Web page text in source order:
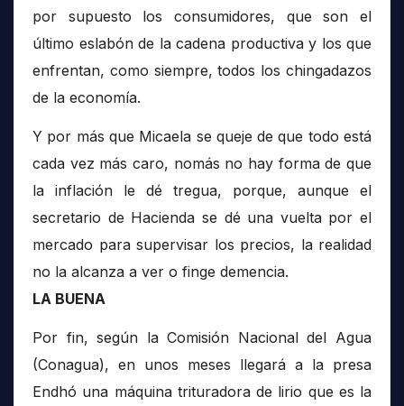
por supuesto los consumidores, que son el
último eslabón de la cadena productiva y los que
enfrentan, como siempre, todos los chingadazos
de la economía.
Y por más que Micaela se queje de que todo está
cada vez más caro, nomás no hay forma de que
la inflación le dé tregua, porque, aunque el
secretario de Hacienda se dé una vuelta por el
mercado para supervisar los precios, la realidad
no la alcanza a ver o finge demencia.
LA BUENA
Por fin, según la Comisión Nacional del Agua
(Conagua), en unos meses llegará a la presa
Endhó una máquina trituradora de lirio que es la